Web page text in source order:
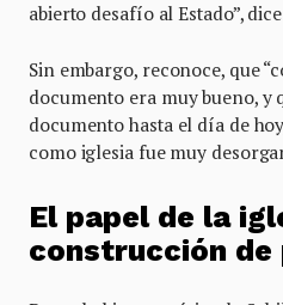
abierto desafío al Estado”,
Sin embargo, reconoce, que
documento era muy bueno, y
documento hasta el día de
como iglesia fue muy
El papel de la
construcción de